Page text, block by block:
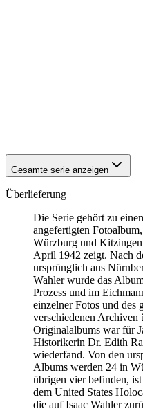
Gesamte serie anzeigen
Überlieferung
Die Serie gehört zu
angefertigten
Würzburg und
April 1942 zeigt. Nach
ursprünglich aus
Wahler wurde das
Prozess und im
einzelner Fotos und des
verschiedenen Archiven
Originalalbums war für
Historikerin Dr. Edith
wiederfand. Von den
Albums werden 24 in
übrigen vier befinden,
dem United States
die auf Isaac Wahler